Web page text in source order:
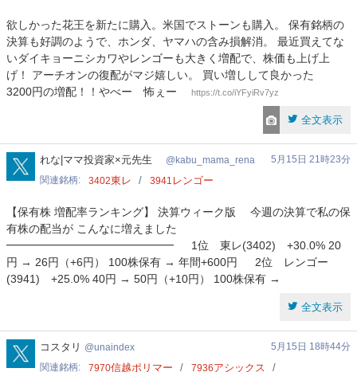
欲しかった花王を新たに購入。米国でストーンも購入。 保有銘柄の
決算も好調のようで、ホンダ、ヤマハの含み損解消。 最近買えてな
いダイキョーニシカワやレンゴーも大きく増配で、株価も上げ上
げ！ アーチオンの復配がマジ嬉しい。 買い増しして良かった
3200円の増配！！やべー 怖ぇー
https://t.co/iYFyiRv7yz
全文表示
kabu_mama_rena
れな|ママ投資家×元先生 kabu_mama_rena
5月15日 21時23分
関連銘柄
3402東レ 3941 レンゴー
【保有株 増配率ランキング】 決算ウィーク版 今週の決算で私の保
有株の配当が こんなに増えました
━━━━━━━━━━━━━━━ 1位 東レ(3402) +30.0% 20
円 → 26円（+6円） 100株保有 → 年間+600円 2位 レンゴー
(3941) +25.0% 40円 → 50円（+10円） 100株保有 →
全文表示
unaindex
コスタリ unaindex
5月15日 18時44分
関連銘柄
7970信越ポリマー 7936アシックス